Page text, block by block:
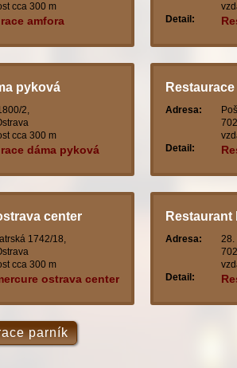
cca 300 m
amfora
Detail:
pyková
2,
cca 300 m
dáma pyková
Adresa:
Detail:
center
1742/18,
cca 300 m
ostrava center
Adresa:
28.
Detail:
parník